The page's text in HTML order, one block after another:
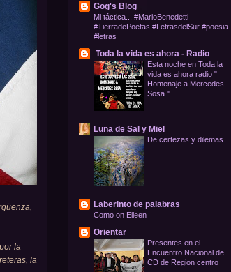
la
la
Gog's Blog
Mi táctica... #MarioBenedetti
#TierradePoetas #LetrasdelSur #poesia
#letras
Toda la vida es ahora - Radio
Esta noche en Toda la
vida es ahora radio "
Homenaje a Mercedes
Sosa "
Luna de Sal y Miel
De certezas y dilemas.
Laberinto de palabras
Como on Eileen
Orientar
Presentes en el
Encuentro Nacional de
CD de Region centro